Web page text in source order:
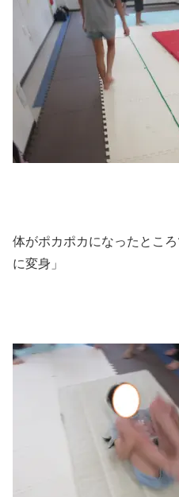
体がポカポカになったとこ
に変身」